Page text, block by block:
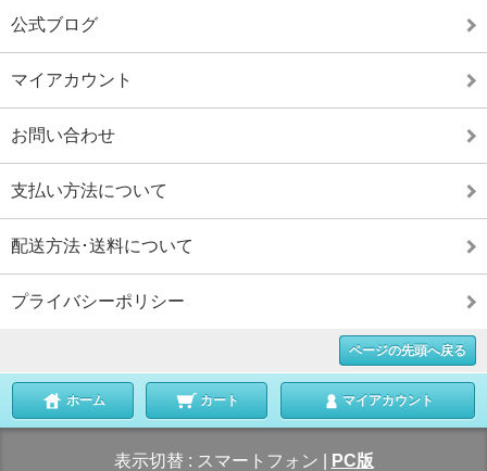
公式ブログ
マイアカウント
お問い合わせ
支払い方法について
配送方法･送料について
プライバシーポリシー
ページの先頭へ戻る
ホーム カート マイアカウント
表示切替 : スマートフォン PC版